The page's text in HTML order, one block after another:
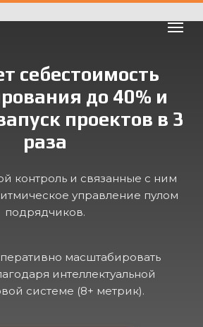
себестоимость
до 40% и
проектов в 3
раза
контроль и связанные с ним
управление пулом
подрядчиков.
масштабировать
интеллектуальной
системе (8+ метрик).